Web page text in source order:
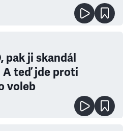
pak ji skandál
A teď jde proti
voleb